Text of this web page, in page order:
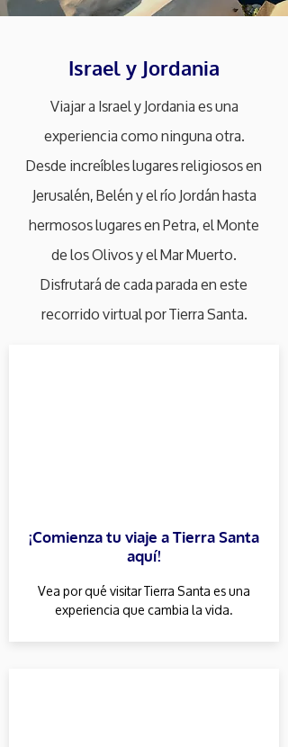
Israel y Jordania
Viajar a Israel y Jordania es una
experiencia como ninguna otra.
Desde increíbles lugares religiosos en
Jerusalén, Belén y el río Jordán hasta
hermosos lugares en Petra, el Monte
de los Olivos y el Mar Muerto.
Disfrutará de cada parada en este
recorrido virtual por Tierra Santa.
¡Comienza tu viaje a Tierra Santa
aquí!
Vea por qué visitar Tierra Santa es una
experiencia que cambia la vida.